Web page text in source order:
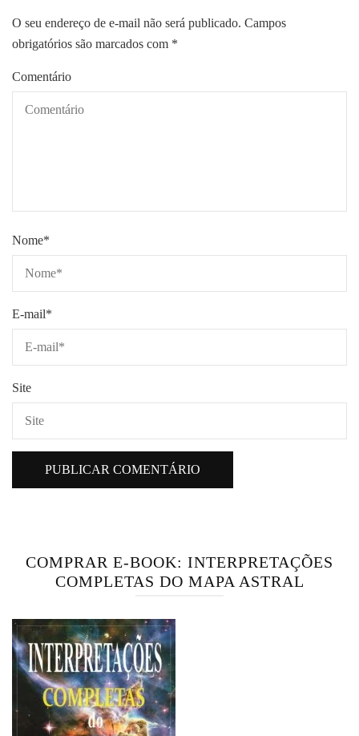
O seu endereço de e-mail não será publicado. Campos
obrigatórios são marcados com *
Comentário
Nome*
E-mail*
Site
COMPRAR E-BOOK: INTERPRETAÇÕES
COMPLETAS DO MAPA ASTRAL